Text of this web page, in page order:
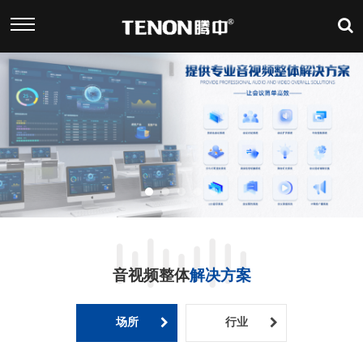
音视频整体解决方案
场所 行业